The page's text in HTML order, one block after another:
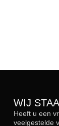
WIJ
Heeft u een
veelgestelde